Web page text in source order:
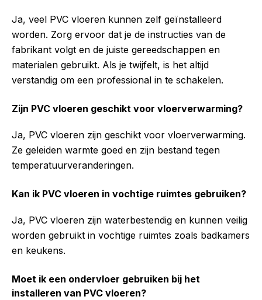
Ja, veel PVC vloeren kunnen zelf geïnstalleerd
worden. Zorg ervoor dat je de instructies van de
fabrikant volgt en de juiste gereedschappen en
materialen gebruikt. Als je twijfelt, is het altijd
verstandig om een professional in te schakelen.
Zijn PVC vloeren geschikt voor vloerverwarming?
Ja, PVC vloeren zijn geschikt voor vloerverwarming.
Ze geleiden warmte goed en zijn bestand tegen
temperatuurveranderingen.
Kan ik PVC vloeren in vochtige ruimtes gebruiken?
Ja, PVC vloeren zijn waterbestendig en kunnen veilig
worden gebruikt in vochtige ruimtes zoals badkamers
en keukens.
Moet ik een ondervloer gebruiken bij het
installeren van PVC vloeren?